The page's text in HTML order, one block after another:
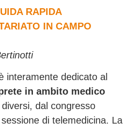
RAPIDA
IN CAMPO
interamente dedicato al
in ambito medico
dal congresso
di telemedicina. La